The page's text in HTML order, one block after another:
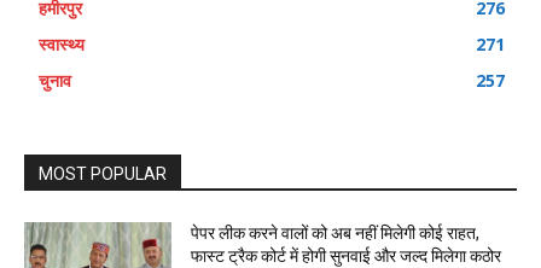
हमीरपुर
276
स्वास्थ्य
271
चुनाव
257
MOST POPULAR
पेपर लीक करने वालों को अब नहीं मिलेगी कोई राहत,
फास्ट ट्रैक कोर्ट में होगी सुनवाई और जल्द मिलेगा कठोर